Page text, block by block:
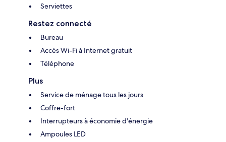
Serviettes
Restez connecté
Bureau
Accès Wi-Fi à Internet gratuit
Téléphone
Plus
Service de ménage tous les jours
Coffre-fort
Interrupteurs à économie d'énergie
Ampoules LED